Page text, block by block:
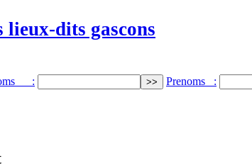
lieux-dits gascons
: Prenoms :